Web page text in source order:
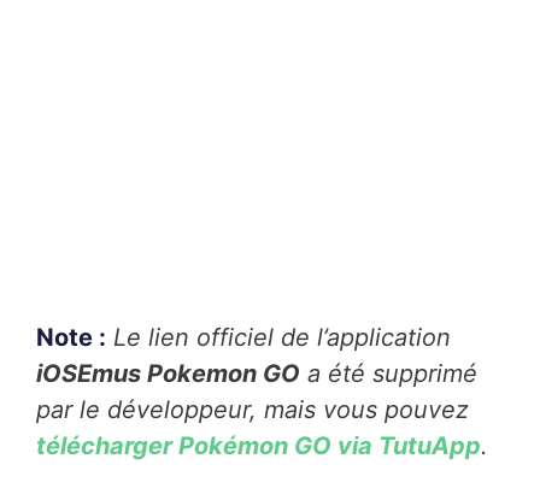
Note : Le lien officiel de l’application
iOSEmus Pokemon GO a été supprimé
par le développeur, mais vous pouvez
télécharger Pokémon GO via TutuApp.